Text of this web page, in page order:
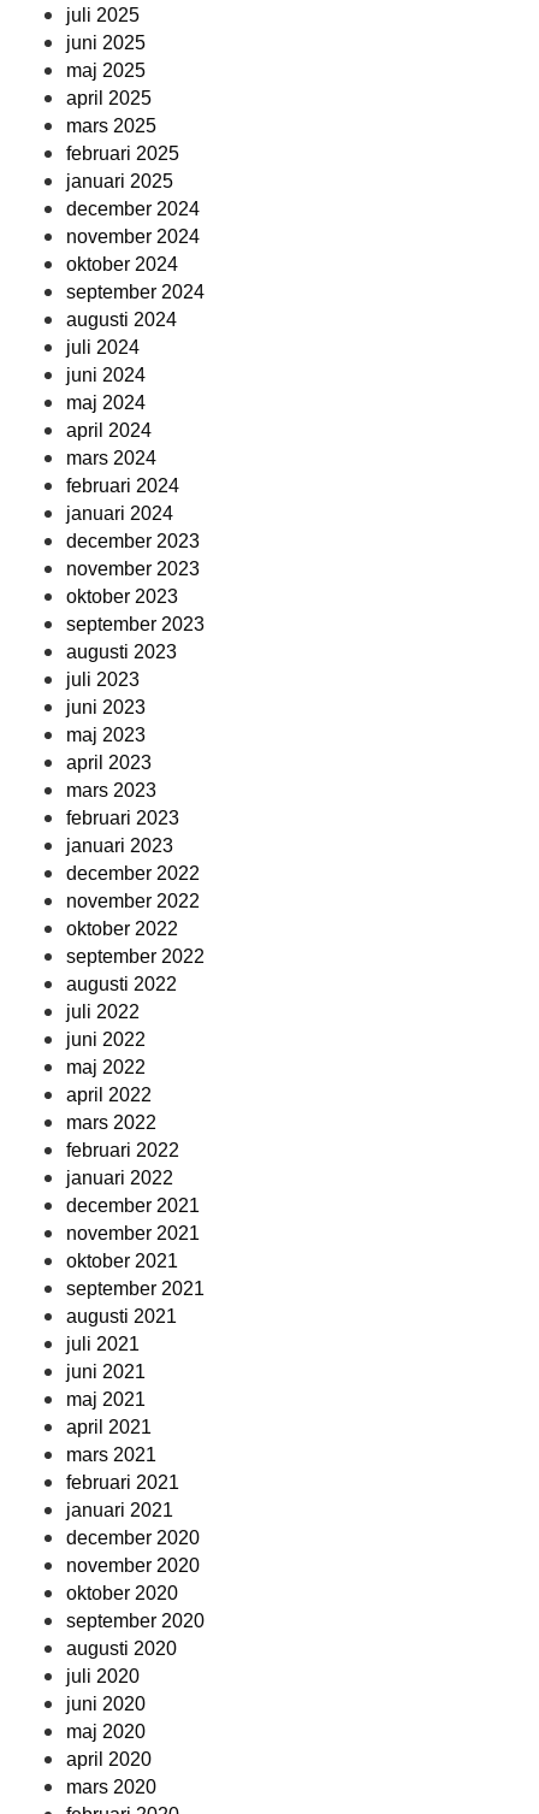
juli 2025
juni 2025
maj 2025
april 2025
mars 2025
februari 2025
januari 2025
december 2024
november 2024
oktober 2024
september 2024
augusti 2024
juli 2024
juni 2024
maj 2024
april 2024
mars 2024
februari 2024
januari 2024
december 2023
november 2023
oktober 2023
september 2023
augusti 2023
juli 2023
juni 2023
maj 2023
april 2023
mars 2023
februari 2023
januari 2023
december 2022
november 2022
oktober 2022
september 2022
augusti 2022
juli 2022
juni 2022
maj 2022
april 2022
mars 2022
februari 2022
januari 2022
december 2021
november 2021
oktober 2021
september 2021
augusti 2021
juli 2021
juni 2021
maj 2021
april 2021
mars 2021
februari 2021
januari 2021
december 2020
november 2020
oktober 2020
september 2020
augusti 2020
juli 2020
juni 2020
maj 2020
april 2020
mars 2020